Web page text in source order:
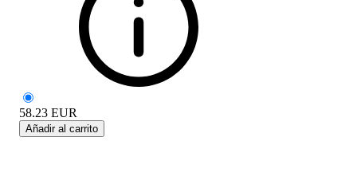
58.23 EUR
Añadir al carrito